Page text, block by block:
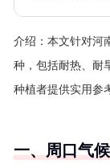
介绍： 本文针对河
种，包括耐热、耐
种植者提供实用参
一、周口气